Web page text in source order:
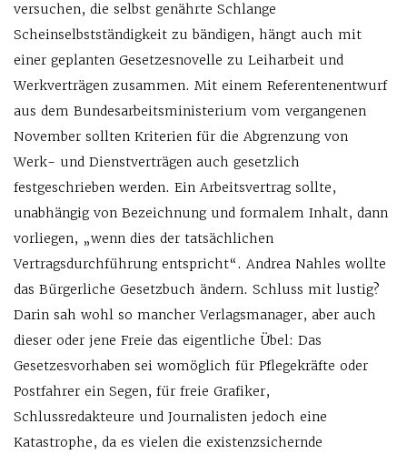
versuchen, die selbst genährte Schlange
Scheinselbstständigkeit zu bändigen, hängt auch mit
einer geplanten Gesetzesnovelle zu Leiharbeit und
Werkverträgen zusammen. Mit einem Referentenentwurf
aus dem Bundesarbeitsministerium vom vergangenen
November sollten Kriterien für die Abgrenzung von
Werk- und Dienstverträgen auch gesetzlich
festgeschrieben werden. Ein Arbeitsvertrag sollte,
unabhängig von Bezeichnung und formalem Inhalt, dann
vorliegen, „wenn dies der tatsächlichen
Vertragsdurchführung entspricht“. Andrea Nahles wollte
das Bürgerliche Gesetzbuch ändern. Schluss mit lustig?
Darin sah wohl so mancher Verlagsmanager, aber auch
dieser oder jene Freie das eigentliche Übel: Das
Gesetzesvorhaben sei womöglich für Pflegekräfte oder
Postfahrer ein Segen, für freie Grafiker,
Schlussredakteure und Journalisten jedoch eine
Katastrophe, da es vielen die existenzsichernde